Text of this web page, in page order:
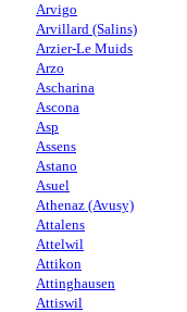
Arvigo
Arvillard (Salins)
Arzier-Le Muids
Arzo
Ascharina
Ascona
Asp
Assens
Astano
Asuel
Athenaz (Avusy)
Attalens
Attelwil
Attikon
Attinghausen
Attiswil